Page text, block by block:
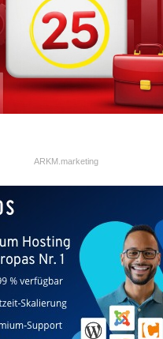
ARKM.marketing